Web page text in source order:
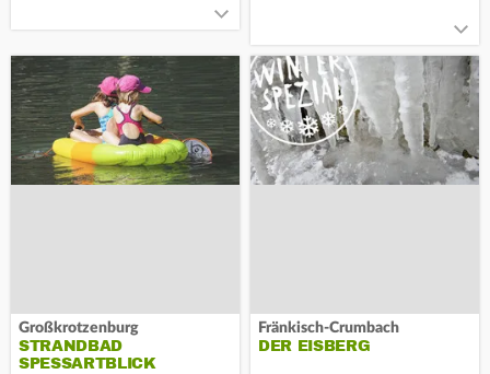
Großkrotzenburg
STRANDBAD
SPESSARTBLICK
Fränkisch-Crumbach
DER EISBERG